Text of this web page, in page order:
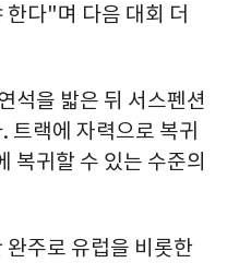
다"며 다음 대회 더
석을 밟은 뒤 서스펜션
트랙에 자력으로 복귀
복귀할 수 있는 수준의
주로 유럽을 비롯한